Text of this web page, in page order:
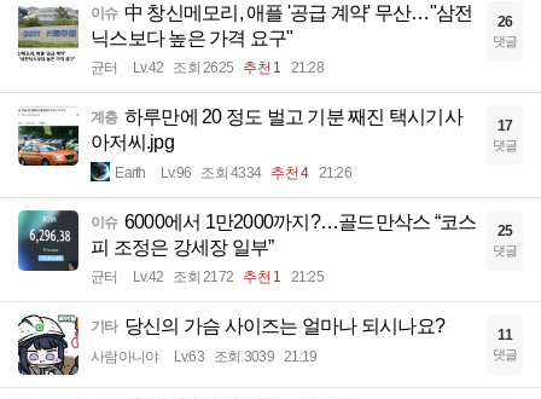
이슈 中 창신메모리, 애플 '공급 계약' 무산…"삼전
닉스보다 높은 가격 요구"
균터 Lv.42 조회 2625 추천 1 21:28
26
댓글
계층 하루만에 20 정도 벌고 기분 째진 택시기사
아저씨.jpg
Earth Lv.96 조회 4334 추천 4 21:26
17
댓글
이슈 6000에서 1만2000까지?…골드만삭스 “코스
피 조정은 강세장 일부”
균터 Lv.42 조회 2172 추천 1 21:25
25
댓글
기타 당신의 가슴 사이즈는 얼마나 되시나요?
사람아니야 Lv.63 조회 3039 21:19
11
댓글